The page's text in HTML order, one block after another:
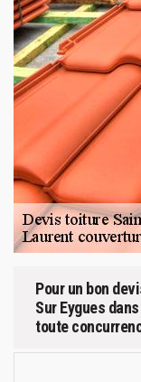
Pour un bon
Sur Eygues
toute